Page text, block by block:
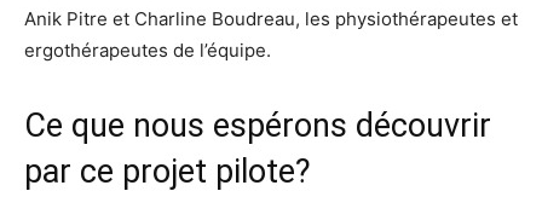
Anik Pitre et Charline Boudreau, les physiothérapeutes et
ergothérapeutes de l’équipe.
Ce que nous espérons découvrir
par ce projet pilote?